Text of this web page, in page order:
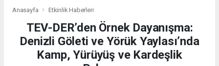
Anasayfa Etkinlik Haberleri
TEV-DER’den Örnek Dayanışma:
Denizli Göleti ve Yörük Yaylası’nda
Kamp, Yürüyüş ve Kardeşlik